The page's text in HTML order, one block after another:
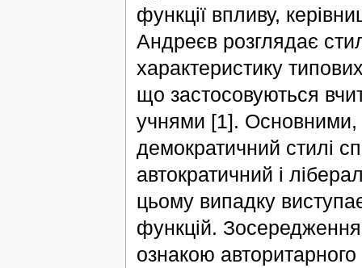
функції впливу,
Андреєв розглядає
характеристику
що застосовуються
учнями [1]. Основними,
демократичний стилі
автократичний і
цьому випадку
функцій. Зосередження
ознакою